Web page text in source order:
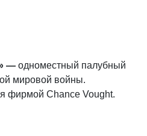
— одноместный палубный
мировой войны.
фирмой Chance Vought.